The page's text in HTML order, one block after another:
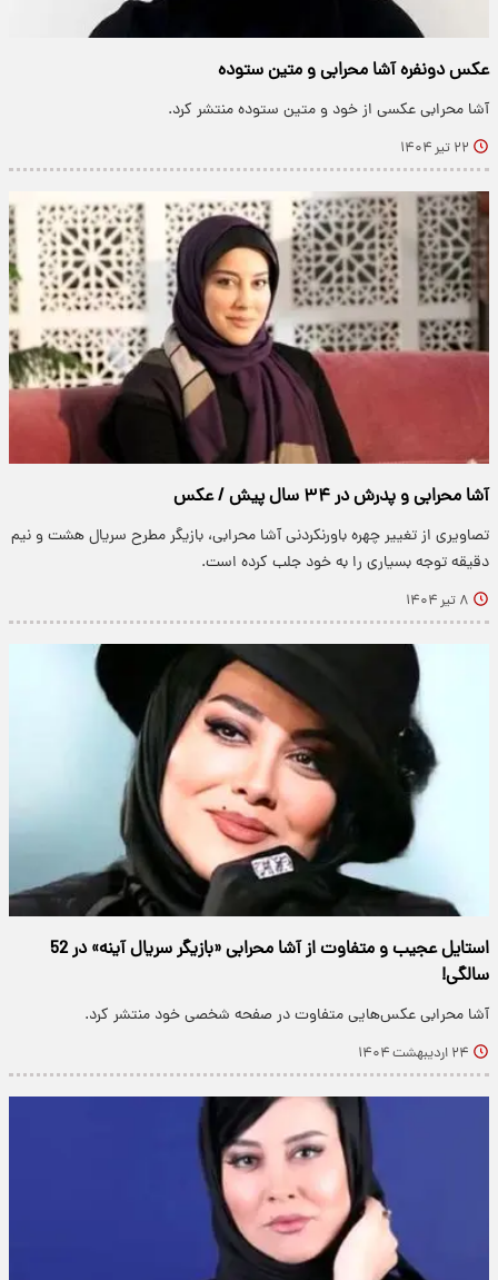
عکس دونفره آشا محرابی و متین ستوده
آشا محرابی عکسی از خود و متین ستوده منتشر کرد.
۲۲ تیر ۱۴۰۴
آشا محرابی و پدرش در ۳۴ سال پیش / عکس
تصاویری از تغییر چهره باورنکردنی آشا محرابی، بازیگر مطرح سریال هشت و نیم
دقیقه توجه بسیاری را به خود جلب کرده است.
۸ تیر ۱۴۰۴
استایل عجیب و متفاوت از آشا محرابی «بازیگر سریال آینه» در 52
سالگی!
آشا محرابی عکس‌هایی متفاوت در صفحه شخصی خود منتشر کرد.
۲۴ اردیبهشت ۱۴۰۴